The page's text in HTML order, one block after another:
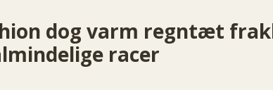
dog varm regntæt
racer